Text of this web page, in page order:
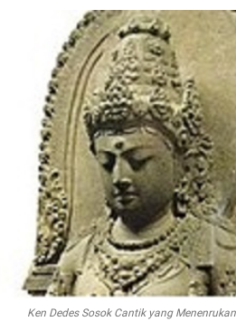
Ken Dedes Sosok Cantik yang